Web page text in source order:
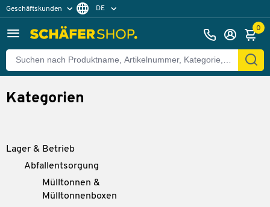
Geschäftskunden DE
0
Kategorien
Lager & Betrieb
Abfallentsorgung
Mülltonnen &
Mülltonnenboxen